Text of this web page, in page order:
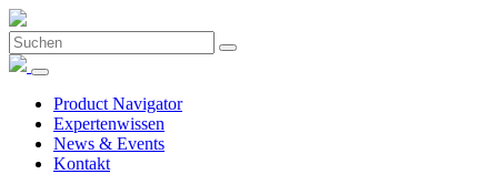
Product Navigator
Expertenwissen
News & Events
Kontakt